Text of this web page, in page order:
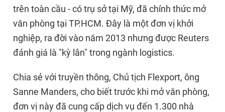
trên toàn cầu - có trụ sở tại Mỹ, đã chính thức mở
văn phòng tại TP.HCM. Đây là một đơn vị khởi
nghiệp, ra đời vào năm 2013 nhưng được Reuters
đánh giá là "kỳ lân" trong ngành logistics.
Chia sẻ với truyền thông, Chủ tịch Flexport, ông
Sanne Manders, cho biết trước khi mở văn phòng,
đơn vị này đã cung cấp dịch vụ đến 1.300 nhà